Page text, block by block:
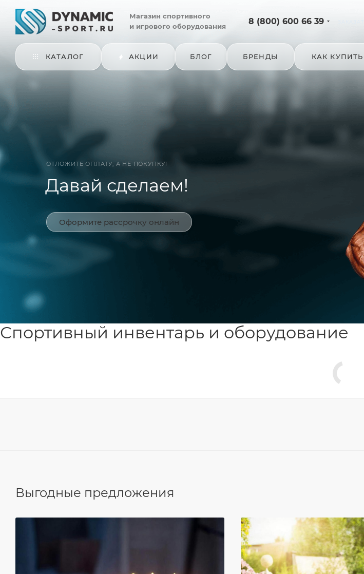
Магазин спортивного
и игрового оборудования
8 (800) 600 66 39
КАТАЛОГ АКЦИИ БЛОГ БРЕНДЫ КАК КУПИТЬ
ОТЛОЖИТЕ ОПЛАТУ, А НЕ ПОКУПКУ!
Давай сделаем!
Оформите рассрочку онлайн
Спортивный инвентарь и оборудование
Выгодные предложения